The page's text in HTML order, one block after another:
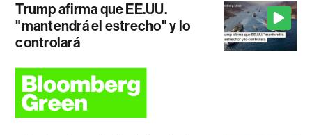
Trump afirma que EE.UU.
"mantendrá el estrecho" y lo
controlará